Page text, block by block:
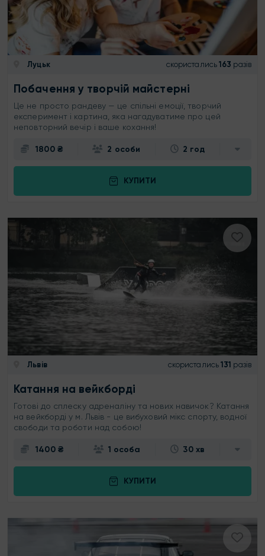
Луцьк скористались 163 разів
Побачення у творчій майстерні
Це не просто рандеву — це спільні емоції, творчий
експеримент і картина, яка нагадуватиме про цей
неповторний вечір і ваше кохання!
1800 ₴ 2 особи 2 год
КУПИТИ
Львів скористались 131 разів
Катання на вейкборді
Готові до сплеску адреналіну та нових навичок? Катання
на вейкборді у м. Львів - це вибуховий мікс спорту, водної
свободи та роботи над собою!
1400 ₴ 1 особа 30 хв
КУПИТИ